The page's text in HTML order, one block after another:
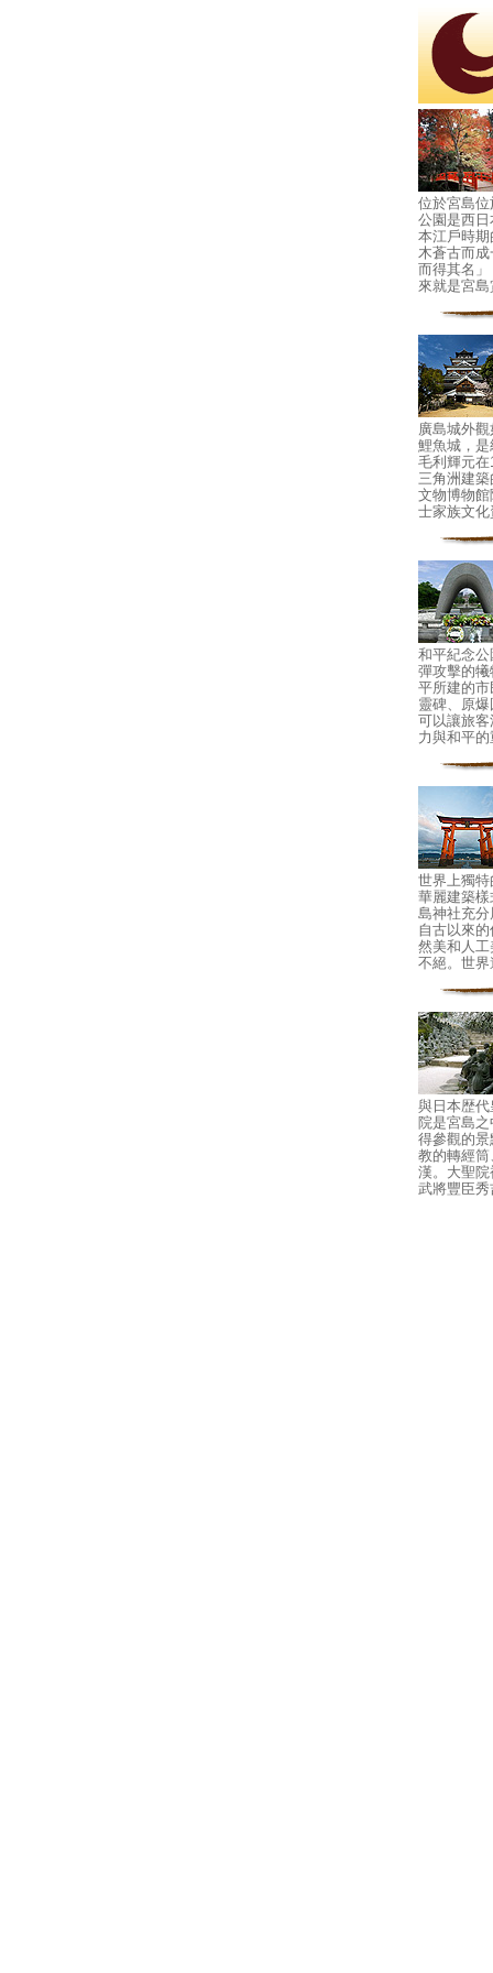
位於宮島
公園是西
本江戶時
木蒼古而
而得其名
來就是宮
廣島城外
鯉魚城，
毛利輝元
三角洲建
文物博物
士家族文
和平紀念
彈攻擊的
平所建的
靈碑、原
可以讓旅
力與和平
世界上獨
華麗建築
島神社充
自古以來
然美和人
不絕。世界
與日本歴
院是宮島
得參觀的
教的轉經
漢。大聖
武將豐臣